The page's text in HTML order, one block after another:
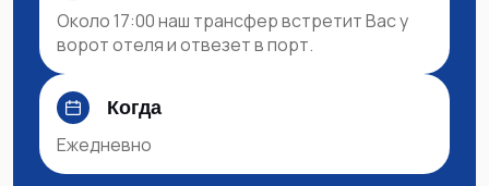
Около 17:00 наш трансфер встретит Вас у
ворот отеля и отвезет в порт.
Когда
Ежедневно